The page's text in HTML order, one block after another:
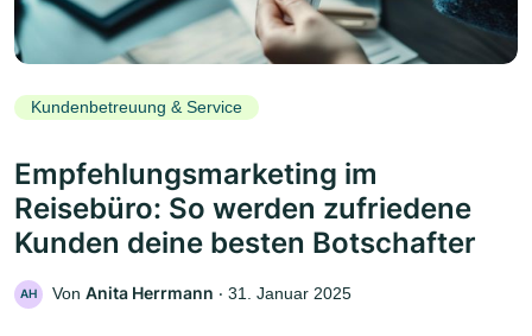
Kundenbetreuung & Service
Empfehlungsmarketing im
Reisebüro: So werden zufriedene
Kunden deine besten Botschafter
AH Von Anita Herrmann ‧ 31. Januar 2025